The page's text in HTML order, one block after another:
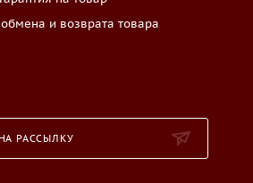
и возврата товара
РАССЫЛКУ